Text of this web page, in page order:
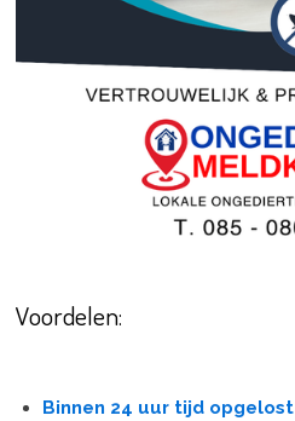
Voordelen:
Binnen 24 uur tijd opgelost